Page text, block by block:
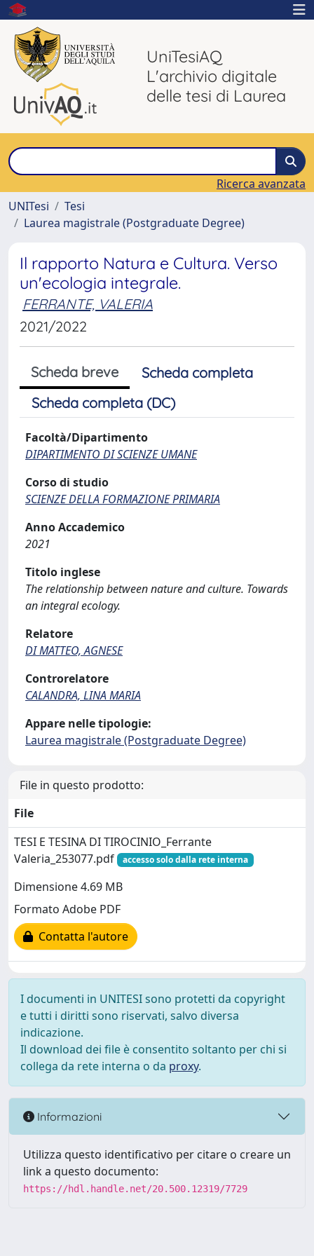
UniTesiAQ
L'archivio digitale
delle tesi di Laurea
Ricerca avanzata
UNITesi
Tesi
Laurea magistrale (Postgraduate Degree)
Il rapporto Natura e Cultura. Verso
un'ecologia integrale.
FERRANTE, VALERIA
2021/2022
Scheda breve
Scheda completa
Scheda completa (DC)
Facoltà/Dipartimento
DIPARTIMENTO DI SCIENZE UMANE
Corso di studio
SCIENZE DELLA FORMAZIONE PRIMARIA
Anno Accademico
2021
Titolo inglese
The relationship between nature and culture. Towards
an integral ecology.
Relatore
DI MATTEO, AGNESE
Controrelatore
CALANDRA, LINA MARIA
Appare nelle tipologie:
Laurea magistrale (Postgraduate Degree)
File in questo prodotto:
File
TESI E TESINA DI TIROCINIO_Ferrante
Valeria_253077.pdf
accesso solo dalla rete interna
Dimensione 4.69 MB
Formato Adobe PDF
Contatta l'autore
I documenti in UNITESI sono protetti da copyright
e tutti i diritti sono riservati, salvo diversa
indicazione.
Il download dei file è consentito soltanto per chi si
collega da rete interna o da proxy.
Informazioni
Utilizza questo identificativo per citare o creare un
link a questo documento:
https://hdl.handle.net/20.500.12319/7729